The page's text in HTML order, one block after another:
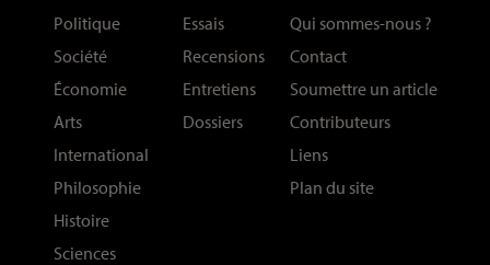
Politique
Société
Économie
Arts
International
Philosophie
Histoire
Sciences
Essais
Recensions
Entretiens
Dossiers
Qui sommes-nous ?
Contact
Soumettre un article
Contributeurs
Liens
Plan du site